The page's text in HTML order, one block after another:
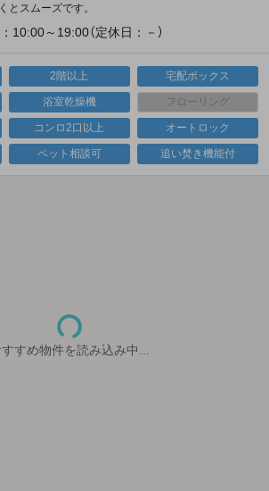
とスムーズです。
10:00～19:00（定休日：－）
2階以上 宅配ボックス
浴室乾燥機 フローリング
コンロ2口以上 オートロック
ペット相談可 追い焚き機能付
すすめ物件を読み込み中...